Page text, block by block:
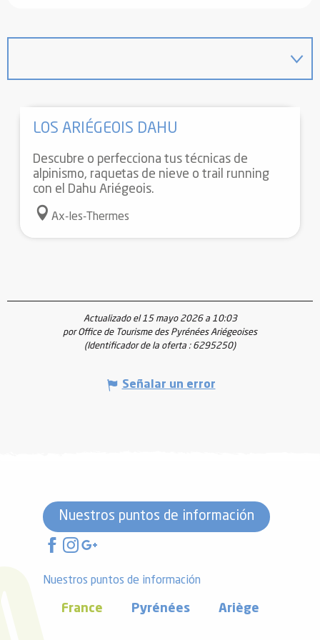
LOS ARIÉGEOIS DAHU
Descubre o perfecciona tus técnicas de
alpinismo, raquetas de nieve o trail running
con el Dahu Ariégeois.
Ax-les-Thermes
Actualizado el 15 mayo 2026 a 10:03
por Office de Tourisme des Pyrénées Ariégeoises
(Identificador de la oferta : 6295250)
Señalar un error
Nuestros puntos de información
Nuestros puntos de información
France Pyrénées Ariège